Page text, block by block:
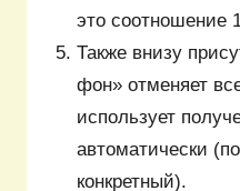
это соотношение
Также внизу
фон» отменяет
использует
автоматически
конкретный).